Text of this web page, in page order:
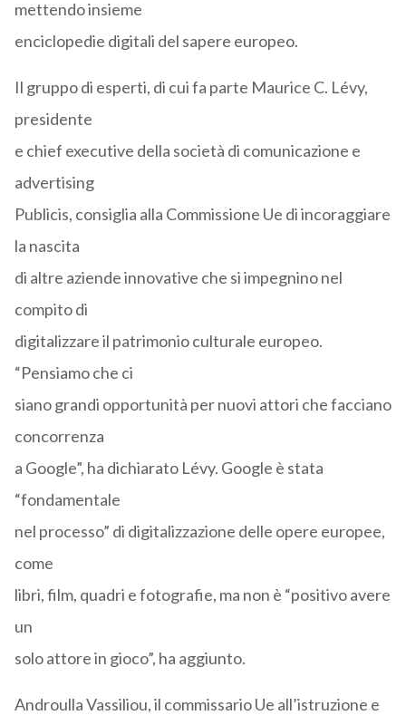
mettendo insieme
enciclopedie digitali del sapere europeo.
Il gruppo di esperti, di cui fa parte Maurice C. Lévy,
presidente
e chief executive della società di comunicazione e
advertising
Publicis, consiglia alla Commissione Ue di incoraggiare
la nascita
di altre aziende innovative che si impegnino nel
compito di
digitalizzare il patrimonio culturale europeo.
“Pensiamo che ci
siano grandi opportunità per nuovi attori che facciano
concorrenza
a Google”, ha dichiarato Lévy. Google è stata
“fondamentale
nel processo” di digitalizzazione delle opere europee,
come
libri, film, quadri e fotografie, ma non è “positivo avere
un
solo attore in gioco”, ha aggiunto.
Androulla Vassiliou, il commissario Ue all’istruzione e